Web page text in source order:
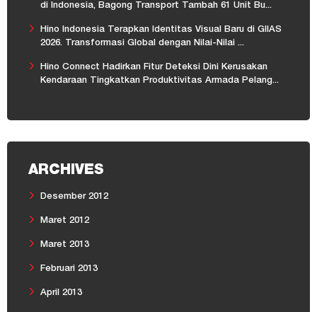
di Indonesia, Bagong Transport Tambah 61 Unit Bu...
Hino Indonesia Terapkan Identitas Visual Baru di GIIAS
2026. Transformasi Global dengan Nilai-Nilai ...
Hino Connect Hadirkan Fitur Deteksi Dini Kerusakan
Kendaraan Tingkatkan Produktivitas Armada Pelang...
ARCHIVES
Desember 2012
Maret 2012
Maret 2013
Februari 2013
April 2013